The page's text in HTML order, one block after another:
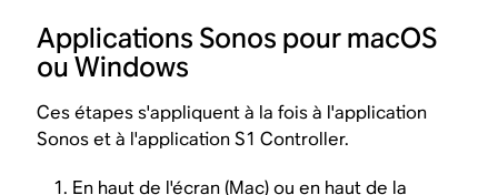
Applications Sonos pour macOS
ou Windows
Ces étapes s'appliquent à la fois à l'application
Sonos et à l'application S1 Controller.
En haut de l'écran (Mac) ou en haut de la